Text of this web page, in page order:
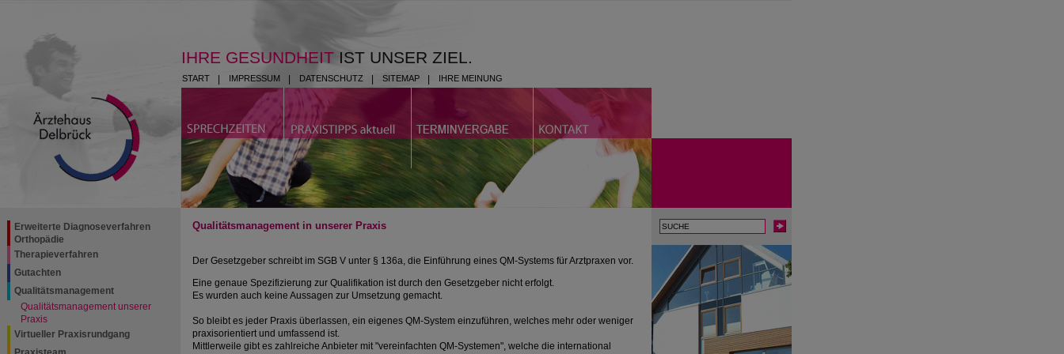
IHRE GESUNDHEIT IST UNSER ZIEL.
START IMPRESSUM DATENSCHUTZ SITEMAP IHRE MEINUNG
Erweiterte Diagnoseverfahren
Orthopädie
Therapieverfahren
Gutachten
Qualitätsmanagement
Qualitätsmanagement unserer
Praxis
Virtueller Praxisrundgang
Qualitätsmanagement in unserer Praxis
Der Gesetzgeber schreibt im SGB V unter § 136a, die Einführung eines QM-Systems für Arztpraxen vor.
Eine genaue Spezifizierung zur Qualifikation ist durch den Gesetzgeber nicht erfolgt.
Es wurden auch keine Aussagen zur Umsetzung gemacht.
So bleibt es jeder Praxis überlassen, ein eigenes QM-System einzuführen, welches mehr oder weniger
praxisorientiert und umfassend ist.
Mittlerweile gibt es zahlreiche Anbieter mit "vereinfachten QM-Systemen", welche die international